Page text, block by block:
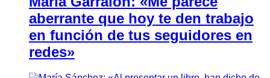
aberrante que hoy te den trabajo
en función de tus seguidores en
redes»